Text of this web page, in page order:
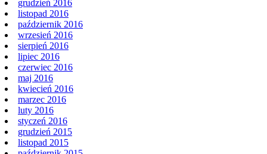
grudzień 2016
listopad 2016
październik 2016
wrzesień 2016
sierpień 2016
lipiec 2016
czerwiec 2016
maj 2016
kwiecień 2016
marzec 2016
luty 2016
styczeń 2016
grudzień 2015
listopad 2015